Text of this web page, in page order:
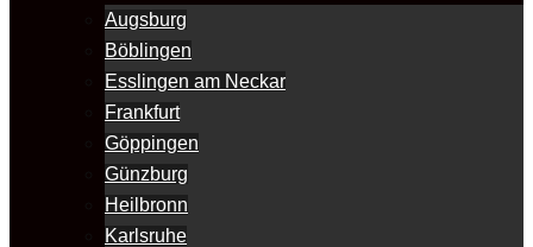
Augsburg
Böblingen
Esslingen am Neckar
Frankfurt
Göppingen
Günzburg
Heilbronn
Karlsruhe